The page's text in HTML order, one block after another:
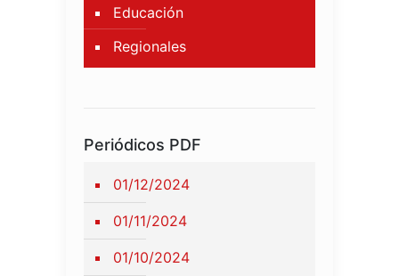
Educación
Regionales
Periódicos PDF
01/12/2024
01/11/2024
01/10/2024